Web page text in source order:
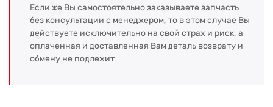
Если же Вы самостоятельно заказываете запчасть
без консультации с менеджером, то в этом случае Вы
действуете исключительно на свой страх и риск, а
оплаченная и доставленная Вам деталь возврату и
обмену не подлежит